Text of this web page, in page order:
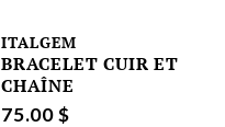
ITALGEM
BRACELET CUIR ET
CHAÎNE
75.00 $